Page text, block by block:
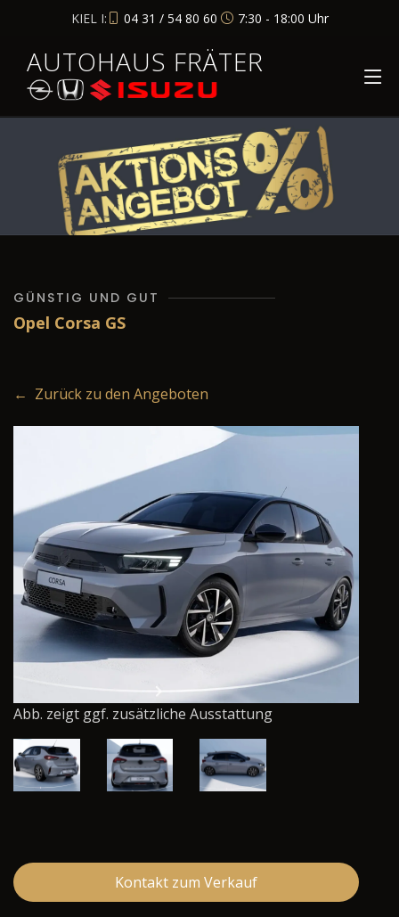
KIEL I: 04 31 / 54 80 60 7:30 - 18:00 Uhr
AUTOHAUS FRÄTER
GÜNSTIG UND GUT
Opel Corsa GS
← Zurück zu den Angeboten
Abb. zeigt ggf. zusätzliche Ausstattung
Kontakt zum Verkauf